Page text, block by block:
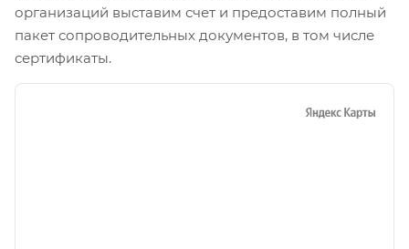
организаций выставим счет и предоставим полный
пакет сопроводительных документов, в том числе
сертификаты.